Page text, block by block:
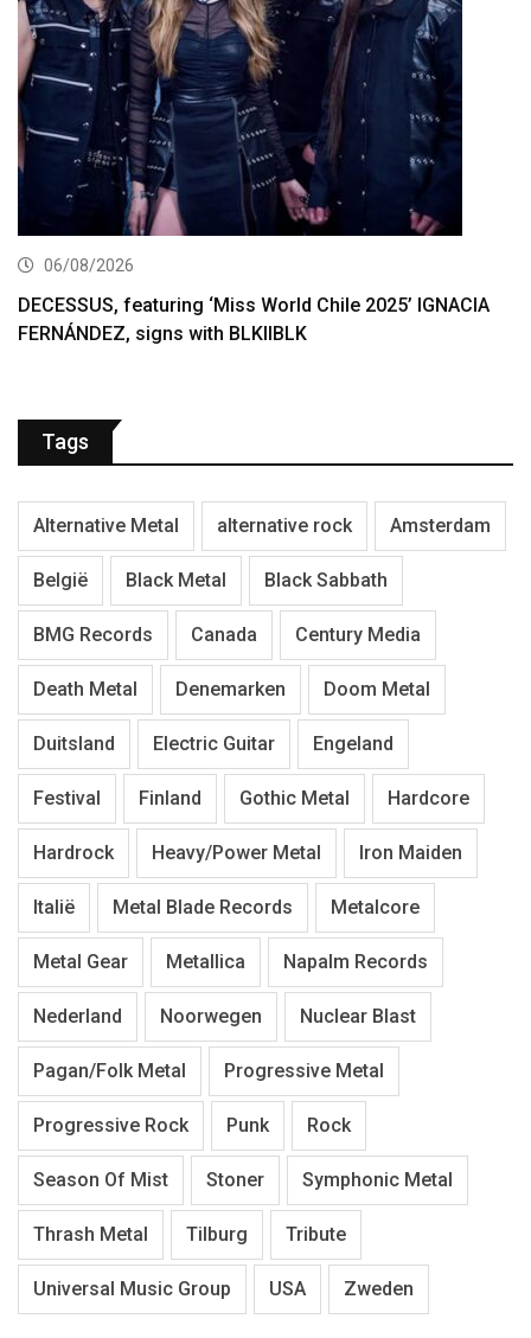
06/08/2026
DECESSUS, featuring ‘Miss World Chile 2025’ IGNACIA
FERNÁNDEZ, signs with BLKIIBLK
Tags
Alternative Metal alternative rock Amsterdam
België Black Metal Black Sabbath
BMG Records Canada Century Media
Death Metal Denemarken Doom Metal
Duitsland Electric Guitar Engeland
Festival Finland Gothic Metal Hardcore
Hardrock Heavy/Power Metal Iron Maiden
Italië Metal Blade Records Metalcore
Metal Gear Metallica Napalm Records
Nederland Noorwegen Nuclear Blast
Pagan/Folk Metal Progressive Metal
Progressive Rock Punk Rock
Season Of Mist Stoner Symphonic Metal
Thrash Metal Tilburg Tribute
Universal Music Group USA Zweden